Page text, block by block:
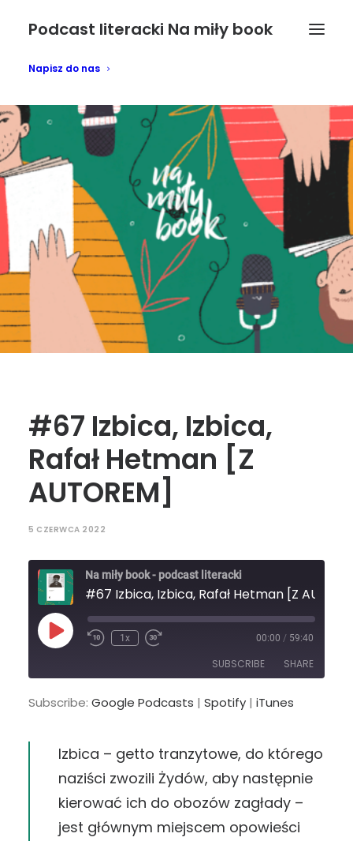
Podcast literacki Na miły book
Napisz do nas
#67 Izbica, Izbica,
Rafał Hetman [Z
AUTOREM]
5 CZERWCA 2022
Na miły book - podcast literacki
Play
Episode
1x 00:00 / 59:40
SUBSCRIBE SHARE
Google Podcasts Spotify
SHARE
LINK
Subscribe: Google Podcasts | Spotify | iTunes
Izbica – getto tranzytowe, do którego
naziści zwozili Żydów, aby następnie
kierować ich do obozów zagłady –
jest głównym miejscem opowieści